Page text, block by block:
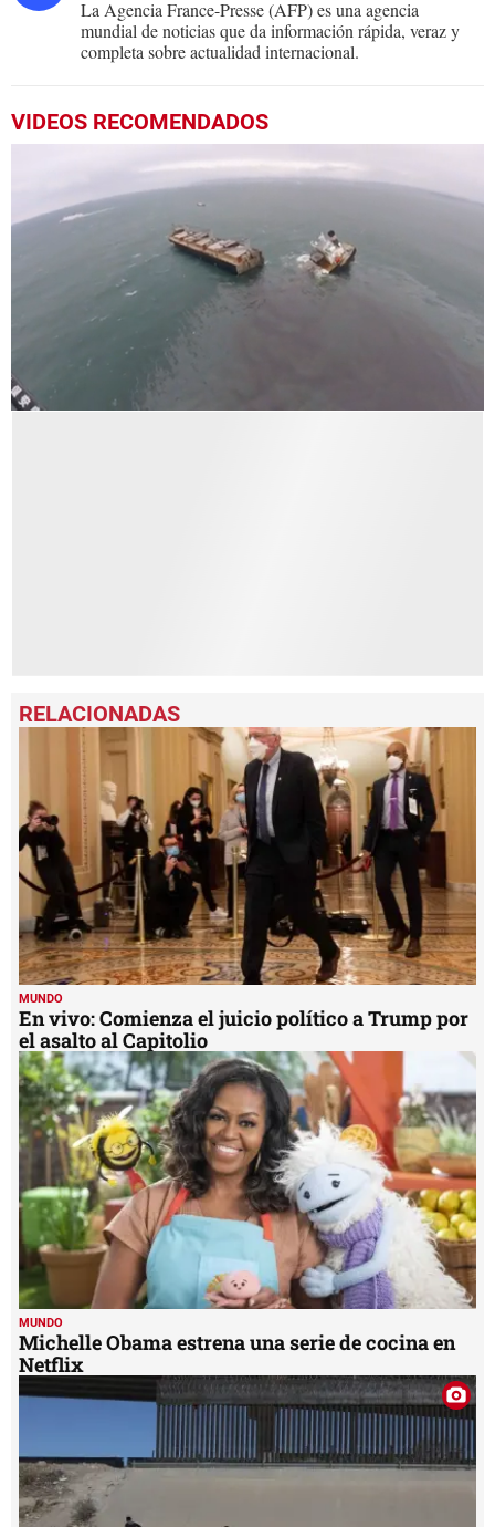
La Agencia France-Presse (AFP) es una agencia
mundial de noticias que da información rápida, veraz y
completa sobre actualidad internacional.
VIDEOS RECOMENDADOS
MUNDO
En vivo: Comienza el juicio político a Trump por
el asalto al Capitolio
MUNDO
Michelle Obama estrena una serie de cocina en
Netflix